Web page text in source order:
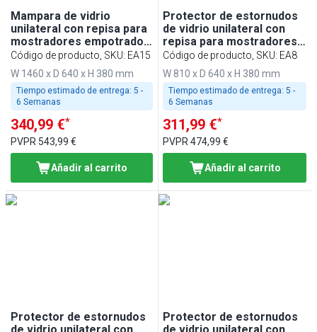
Mampara de vidrio
unilateral con repisa para
mostradores empotrados
- 1500mm - para BA156,
WA156, KA156, PA156 y
EA156
Código de producto, SKU: EA15
W 1460 x D 640 x H 380 mm
Tiempo estimado de entrega: 5 -
6 Semanas
340,99 €*
PVPR 543,99 €
Añadir al carrito
Protector de estornudos
de vidrio unilateral con
repisa para mostradores
empotrados - 800mm -
compatible con BA86,
WA86, KA86, PA86 y EA86
Código de producto, SKU: EA8
W 810 x D 640 x H 380 mm
Tiempo estimado de entrega: 5 -
6 Semanas
311,99 €*
PVPR474,99 €
Añadir al carrito
Protector de estornudos
de vidrio unilateral con
Protector de estornudos
de vidrio unilateral con